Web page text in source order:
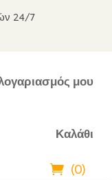
24/7
μου
Καλάθι
(0)